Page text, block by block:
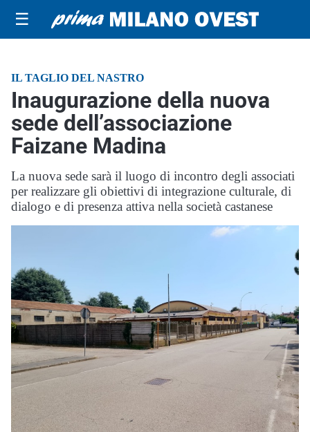
☰
IL TAGLIO DEL NASTRO
Inaugurazione della nuova
sede dell’associazione
Faizane Madina
La nuova sede sarà il luogo di incontro degli associati
per realizzare gli obiettivi di integrazione culturale, di
dialogo e di presenza attiva nella società castanese